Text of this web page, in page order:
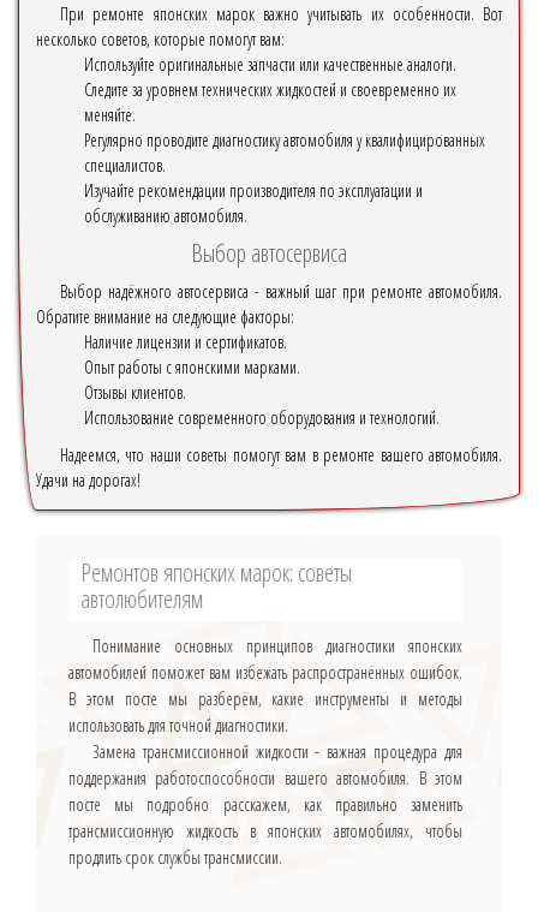
При ремонте японских марок важно учитывать их особенности. Вот
несколько советов, которые помогут вам:
Используйте оригинальные запчасти или качественные аналоги.
Следите за уровнем технических жидкостей и своевременно их
меняйте.
Регулярно проводите диагностику автомобиля у квалифицированных
специалистов.
Изучайте рекомендации производителя по эксплуатации и
обслуживанию автомобиля.
Выбор автосервиса
Выбор надёжного автосервиса - важный шаг при ремонте автомобиля.
Обратите внимание на следующие факторы:
Наличие лицензии и сертификатов.
Опыт работы с японскими марками.
Отзывы клиентов.
Использование современного оборудования и технологий.
Надеемся, что наши советы помогут вам в ремонте вашего автомобиля.
Удачи на дорогах!
Ремонтов японских марок: советы
автолюбителям
Понимание основных принципов диагностики японских
автомобилей поможет вам избежать распространённых ошибок.
В этом посте мы разберём, какие инструменты и методы
использовать для точной диагностики.
Замена трансмиссионной жидкости - важная процедура для
поддержания работоспособности вашего автомобиля. В этом
посте мы подробно расскажем, как правильно заменить
трансмиссионную жидкость в японских автомобилях, чтобы
продлить срок службы трансмиссии.